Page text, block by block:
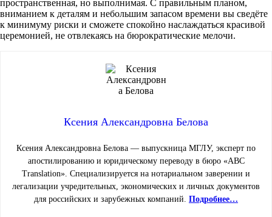
пространственная, но выполнимая. С правильным планом,
вниманием к деталям и небольшим запасом времени вы сведёте
к минимуму риски и сможете спокойно наслаждаться красивой
церемонией, не отвлекаясь на бюрократические мелочи.
Ксения Александровна Белова
Ксения Александровна Белова — выпускница МГЛУ, эксперт по
апостилированию и юридическому переводу в бюро «ABC
Translation». Специализируется на нотариальном заверении и
легализации учредительных, экономических и личных документов
для российских и зарубежных компаний. Подробнее…